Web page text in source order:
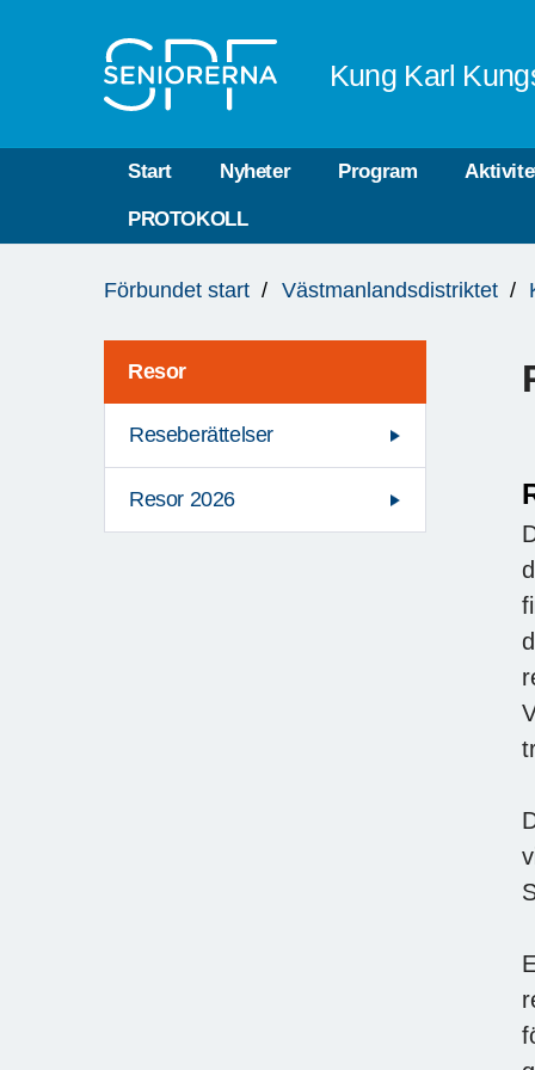
Kung Karl
Start Nyheter Program
PROTOKOLL
är
Förbundet start Västmanlandsdistriktet
Resor
Reseberättelser
Resor 2026